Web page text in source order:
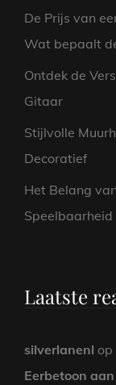
De Prijs van
Wat bepaalt
Ontdek de
Gitaar
Stijlvolle
Decoratief
Het Belang
Speelbaarheid
Laatste
silverlanenl op
Eerbetoon